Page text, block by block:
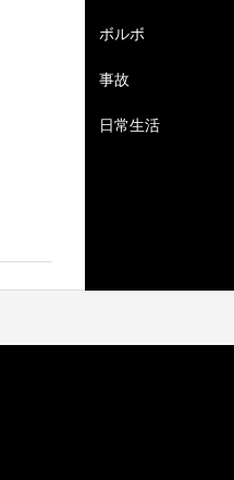
ボルボ
事故
日常生活